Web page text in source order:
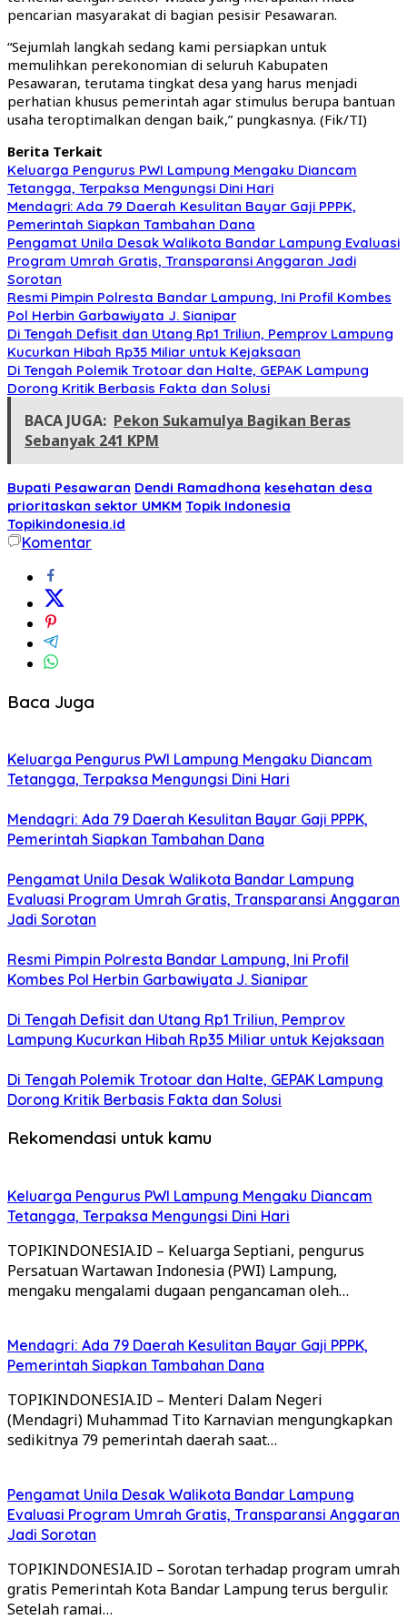
pencarian masyarakat di bagian pesisir Pesawaran.
“Sejumlah langkah sedang kami persiapkan untuk
memulihkan perekonomian di seluruh Kabupaten
Pesawaran, terutama tingkat desa yang harus menjadi
perhatian khusus pemerintah agar stimulus berupa bantuan
usaha teroptimalkan dengan baik,” pungkasnya. (Fik/TI)
Berita Terkait
Keluarga Pengurus PWI Lampung Mengaku Diancam
Tetangga, Terpaksa Mengungsi Dini Hari
Mendagri: Ada 79 Daerah Kesulitan Bayar Gaji PPPK,
Pemerintah Siapkan Tambahan Dana
Pengamat Unila Desak Walikota Bandar Lampung Evaluasi
Program Umrah Gratis, Transparansi Anggaran Jadi
Sorotan
Resmi Pimpin Polresta Bandar Lampung, Ini Profil Kombes
Pol Herbin Garbawiyata J. Sianipar
Di Tengah Defisit dan Utang Rp1 Triliun, Pemprov Lampung
Kucurkan Hibah Rp35 Miliar untuk Kejaksaan
Di Tengah Polemik Trotoar dan Halte, GEPAK Lampung
Dorong Kritik Berbasis Fakta dan Solusi
BACA JUGA: Pekon Sukamulya Bagikan Beras
Sebanyak 241 KPM
Bupati Pesawaran Dendi Ramadhona kesehatan desa
prioritaskan sektor UMKM Topik Indonesia
Topikindonesia.id
Komentar
Baca Juga
Keluarga Pengurus PWI Lampung Mengaku Diancam
Tetangga, Terpaksa Mengungsi Dini Hari
Mendagri: Ada 79 Daerah Kesulitan Bayar Gaji PPPK,
Pemerintah Siapkan Tambahan Dana
Pengamat Unila Desak Walikota Bandar Lampung
Evaluasi Program Umrah Gratis, Transparansi Anggaran
Jadi Sorotan
Resmi Pimpin Polresta Bandar Lampung, Ini Profil
Kombes Pol Herbin Garbawiyata J. Sianipar
Di Tengah Defisit dan Utang Rp1 Triliun, Pemprov
Lampung Kucurkan Hibah Rp35 Miliar untuk Kejaksaan
Di Tengah Polemik Trotoar dan Halte, GEPAK Lampung
Dorong Kritik Berbasis Fakta dan Solusi
Rekomendasi untuk kamu
Keluarga Pengurus PWI Lampung Mengaku Diancam
Tetangga, Terpaksa Mengungsi Dini Hari
TOPIKINDONESIA.ID – Keluarga Septiani, pengurus
Persatuan Wartawan Indonesia (PWI) Lampung,
mengaku mengalami dugaan pengancaman oleh…
Mendagri: Ada 79 Daerah Kesulitan Bayar Gaji PPPK,
Pemerintah Siapkan Tambahan Dana
TOPIKINDONESIA.ID – Menteri Dalam Negeri
(Mendagri) Muhammad Tito Karnavian mengungkapkan
sedikitnya 79 pemerintah daerah saat…
Pengamat Unila Desak Walikota Bandar Lampung
Evaluasi Program Umrah Gratis, Transparansi Anggaran
Jadi Sorotan
TOPIKINDONESIA.ID – Sorotan terhadap program umrah
gratis Pemerintah Kota Bandar Lampung terus bergulir.
Setelah ramai…